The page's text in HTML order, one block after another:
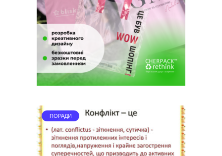
ПОРАДИ